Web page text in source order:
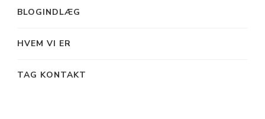
BLOGINDLÆG
HVEM VI ER
TAG KONTAKT